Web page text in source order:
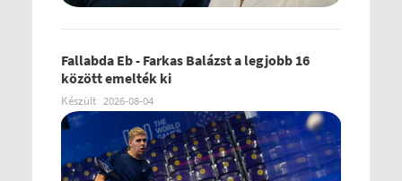
Fallabda Eb - Farkas Balázst a legjobb 16
között emelték ki
Készült 2026-08-04